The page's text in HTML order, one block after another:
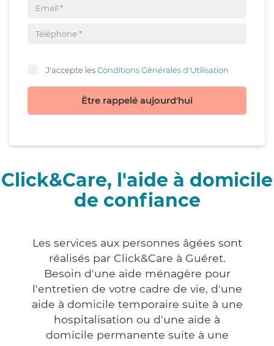
J'accepte lesConditions Générales d'Utilisation
Être rappelé aujourd'hui
Click&Care, l'aide à domicile
de confiance
Les services aux personnes âgées sont
réalisés par Click&Care à Guéret.
Besoin d'une aide ménagère pour
l'entretien de votre cadre de vie, d'une
aide à domicile temporaire suite à une
hospitalisation ou d'une aide à
domicile permanente suite à une